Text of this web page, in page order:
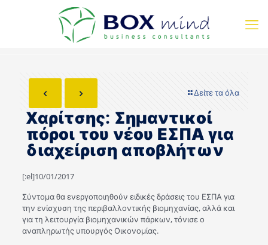
Δείτε τα όλα
Χαρίτσης: Σημαντικοί
πόροι του νέου ΕΣΠΑ για
διαχείριση αποβλήτων
[:el]10/01/2017
Σύντομα θα ενεργοποιηθούν ειδικές δράσεις του ΕΣΠΑ για
την ενίσχυση της περιβαλλοντικής βιομηχανίας, αλλά και
για τη λειτουργία βιομηχανικών πάρκων, τόνισε ο
αναπληρωτής υπουργός Οικονομίας.